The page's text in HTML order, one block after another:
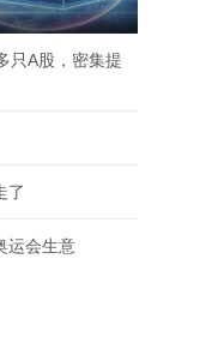
只A股，密集提
了
运会生意